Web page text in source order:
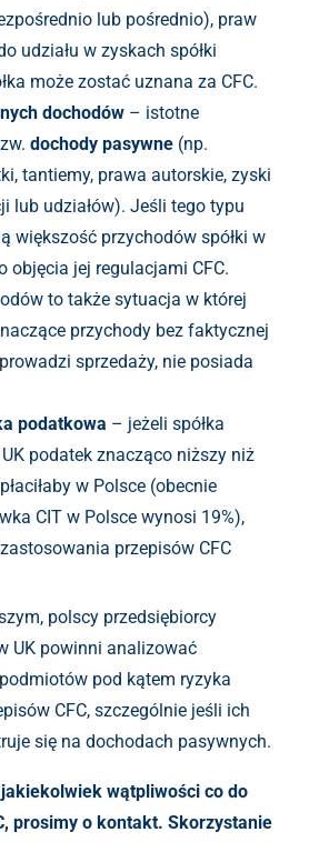
lub pośrednio), praw
udziału w zyskach spółki
może zostać uznana za CFC.
dochodów – istotne
dochody pasywne (np.
tantiemy, prawa autorskie, zyski
lub udziałów). Jeśli tego typu
większość przychodów spółki w
objęcia jej regulacjami CFC.
to także sytuacja w której
przychody bez faktycznej
sprzedaży, nie posiada
podatkowa – jeżeli spółka
podatek znacząco niższy niż
w Polsce (obecnie
CIT w Polsce wynosi 19%),
przepisów CFC
polscy przedsiębiorcy
UK powinni analizować
pod kątem ryzyka
CFC, szczególnie jeśli ich
się na dochodach pasywnych.
wątpliwości co do
prosimy o kontakt. Skorzystanie